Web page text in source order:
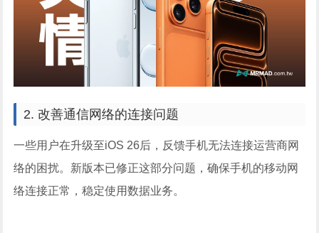
2. 改善通信网络的连接问题
一些用户在升级至iOS 26后，反馈手机无法连接运营商网
络的困扰。新版本已修正这部分问题，确保手机的移动网
络连接正常，稳定使用数据业务。